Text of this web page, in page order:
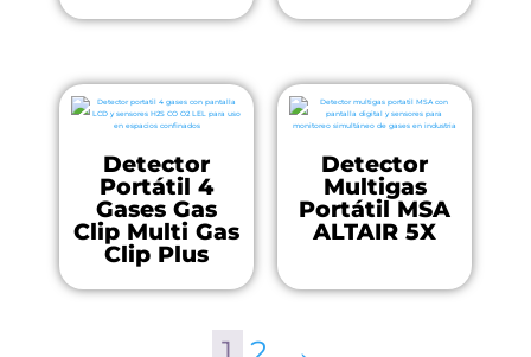
Detector
Portátil 4
Gases Gas
Clip Multi Gas
Clip Plus
Detector
Multigas
Portátil MSA
ALTAIR 5X